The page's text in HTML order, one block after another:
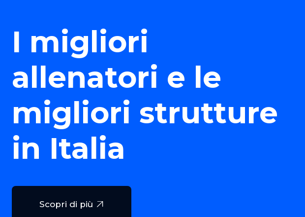
I migliori
allenatori e le
migliori strutture
in Italia
Scopri di più 